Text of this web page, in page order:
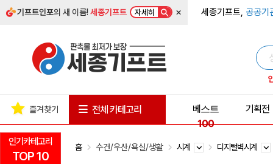
기프트인포의 새 이름!세종기프트 자세히 × 세종기프트, 공공기
인기카테고리
TOP 10
즐겨찾기 전체 카테고리
베스트
100
기획전
홈 수건/우산/욕실/생활 시계 디지털벽시계